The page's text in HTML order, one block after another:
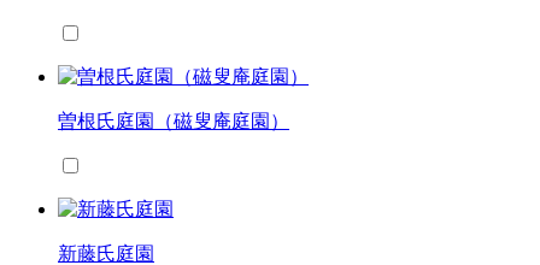
曽根氏庭園（磁叟庵庭園）
新藤氏庭園